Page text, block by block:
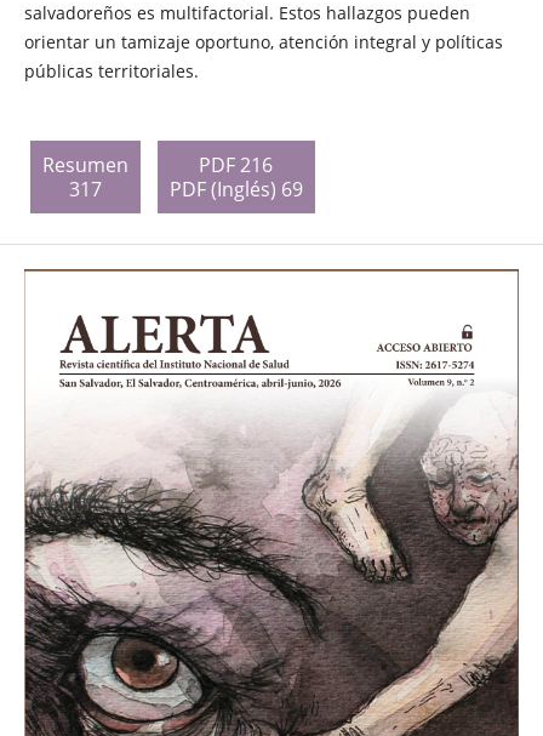
salvadoreños es multifactorial. Estos hallazgos pueden
orientar un tamizaje oportuno, atención integral y políticas
públicas territoriales.
Resumen
317
PDF 216
PDF (Inglés) 69